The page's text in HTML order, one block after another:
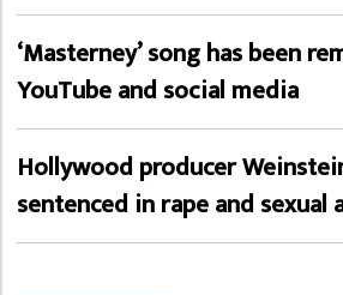
‘Masterney’ song has been
YouTube and social media
Hollywood producer
sentenced in rape and sexual